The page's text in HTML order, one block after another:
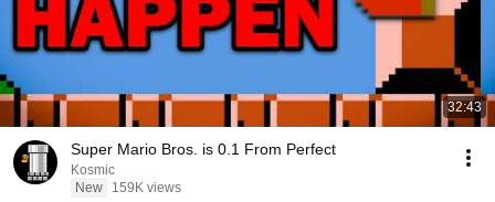
32:43
Super Mario Bros. is 0.1 From Perfect
Kosmic
New
159K views